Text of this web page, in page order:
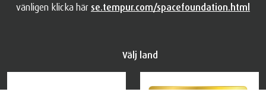
vänligen klicka här se.tempur.com/spacefoundation.html
Välj land